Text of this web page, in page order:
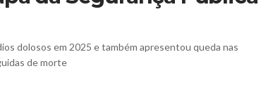
dolosos em 2025 e também apresentou queda nas
de morte